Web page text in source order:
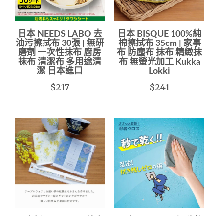
日本 NEEDS LABO 去
油污擦拭布 30張 | 無研
磨劑 一次性抹布 廚房
抹布 清潔布 多用途清
潔 日本進口
$217
日本 BISQUE 100%純
棉擦拭布 35cm | 家事
布 防塵布 抹布 精緻抹
布 無螢光加工 Kukka
Lokki
$241